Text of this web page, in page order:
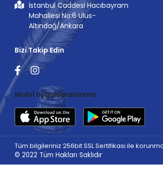
İstanbul Caddesi Hacıbayram
Mahallesi No:6 Ulus-
Altındağ/Ankara
Bizi Takip Edin
Mobil Uygulamalarımız
Tüm bilgileriniz 256bit SSL Sertifikası ile
© 2022 Tüm Hakları Saklıdır